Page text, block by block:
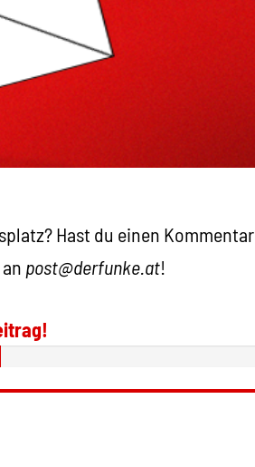
Hast du einen Kommentar
post@derfunke.at!